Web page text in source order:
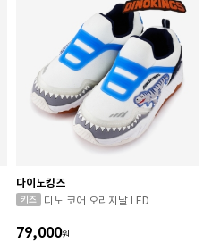
다이노킹즈
디노 코어 오리지날 LED
79,000원